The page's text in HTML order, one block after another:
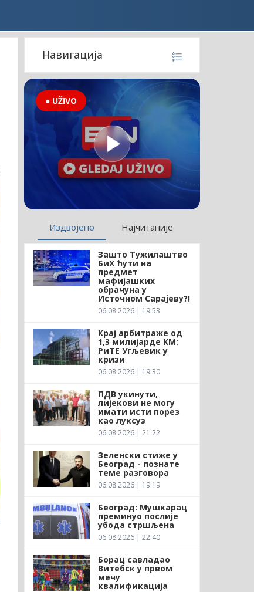
Навигација
● UŽIVO
Издвојено Најчитаније
Зашто Тужилаштво
БиХ ћути на
предмет
мафијашких
обрачуна у
Источном Сарајеву?!
06.08.2026 | 19:53
Крај арбитраже од
1,3 милијарде КМ:
РиТЕ Угљевик у
кризи
06.08.2026 | 19:30
ПДВ укинути,
лијекови не могу
имати исти порез
као луксуз
06.08.2026 | 21:22
Зеленски стиже у
Београд - познате
теме разговора
06.08.2026 | 19:19
Београд: Мушкарац
преминуо послије
убода стршљена
06.08.2026 | 22:40
Борац савладао
Витебск у првом
мечу
квалификација